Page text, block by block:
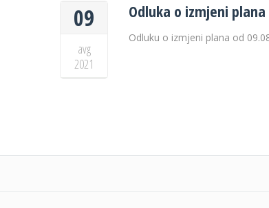
09
avg
2021
Odluka o izmjeni
Odluku o izmjeni plana od